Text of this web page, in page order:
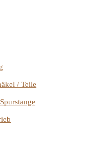
/ Teile